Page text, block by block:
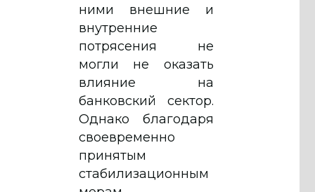
ними внешние и
внутренние
потрясения не
могли не оказать
влияние на
банковский сектор.
Однако благодаря
своевременно
принятым
стабилизационным